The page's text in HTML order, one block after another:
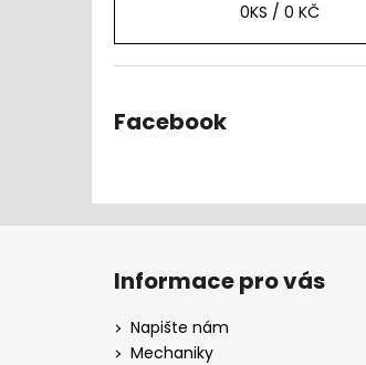
0KS / 0 KČ
Facebook
Z
Informace pro vás
Napište nám
Mechaniky